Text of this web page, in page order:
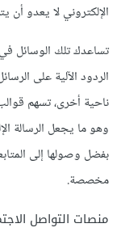
الإلكتروني لا يعدو أن
تساعدك تلك الوسائل
الردود الآلية على
ناحية أخرى، تسهم
وهو ما يجعل الرسالة
بفضل وصولها إلى
مخصصة.
منصات التواصل